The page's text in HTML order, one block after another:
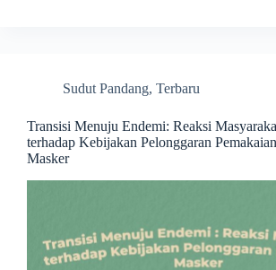
Sudut Pandang, Terbaru
Transisi Menuju Endemi: Reaksi
terhadap Kebijakan Pelonggaran Pemakaian
Masker